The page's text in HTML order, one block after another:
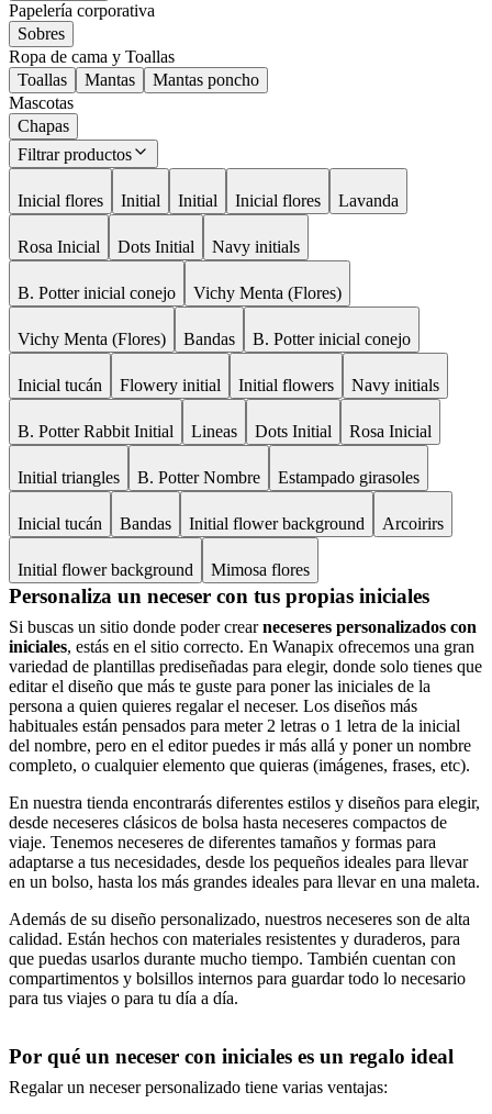
Papelería corporativa
Sobres
Ropa de cama y Toallas
Toallas
Mantas
Mantas poncho
Mascotas
Chapas
Filtrar productos
Inicial flores Initial Initial Inicial flores Lavanda
Rosa Inicial Dots Initial Navy initials
B. Potter inicial conejo Vichy Menta (Flores)
Vichy Menta (Flores) Bandas B. Potter inicial conejo
Inicial tucán Flowery initial Initial flowers Navy initials
B. Potter Rabbit Initial Lineas Dots Initial Rosa Inicial
Initial triangles B. Potter Nombre Estampado girasoles
Inicial tucán Bandas Initial flower background Arcoirirs
Initial flower background Mimosa flores
Personaliza un neceser con tus propias iniciales
Si buscas un sitio donde poder crearneceseres personalizados con
iniciales, estás en el sitio correcto. En Wanapix ofrecemos una gran
variedad de plantillas prediseñadas para elegir, donde solo tienes que
editar el diseño que más te guste para poner las iniciales de la
persona a quien quieres regalar el neceser. Los diseños más
habituales están pensados para meter 2 letras o 1 letra de la inicial
del nombre, pero en el editor puedes ir más allá y poner un nombre
completo, o cualquier elemento que quieras (imágenes, frases, etc).
En nuestra tienda encontrarás diferentes estilos y diseños para elegir,
desde neceseres clásicos de bolsa hasta neceseres compactos de
viaje. Tenemos neceseres de diferentes tamaños y formas para
adaptarse a tus necesidades, desde los pequeños ideales para llevar
en un bolso, hasta los más grandes ideales para llevar en una maleta.
Además de su diseño personalizado, nuestros neceseres son de alta
calidad. Están hechos con materiales resistentes y duraderos, para
que puedas usarlos durante mucho tiempo. También cuentan con
compartimentos y bolsillos internos para guardar todo lo necesario
para tus viajes o para tu día a día.
Por qué un neceser con iniciales es un regalo ideal
Regalar un neceser personalizado tiene varias ventajas: